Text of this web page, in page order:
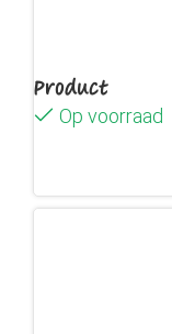
Product
Op voorraad